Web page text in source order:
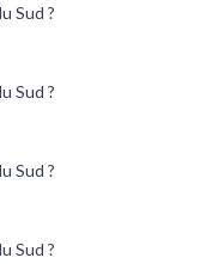
Sud ?
Sud ?
Sud ?
Sud ?